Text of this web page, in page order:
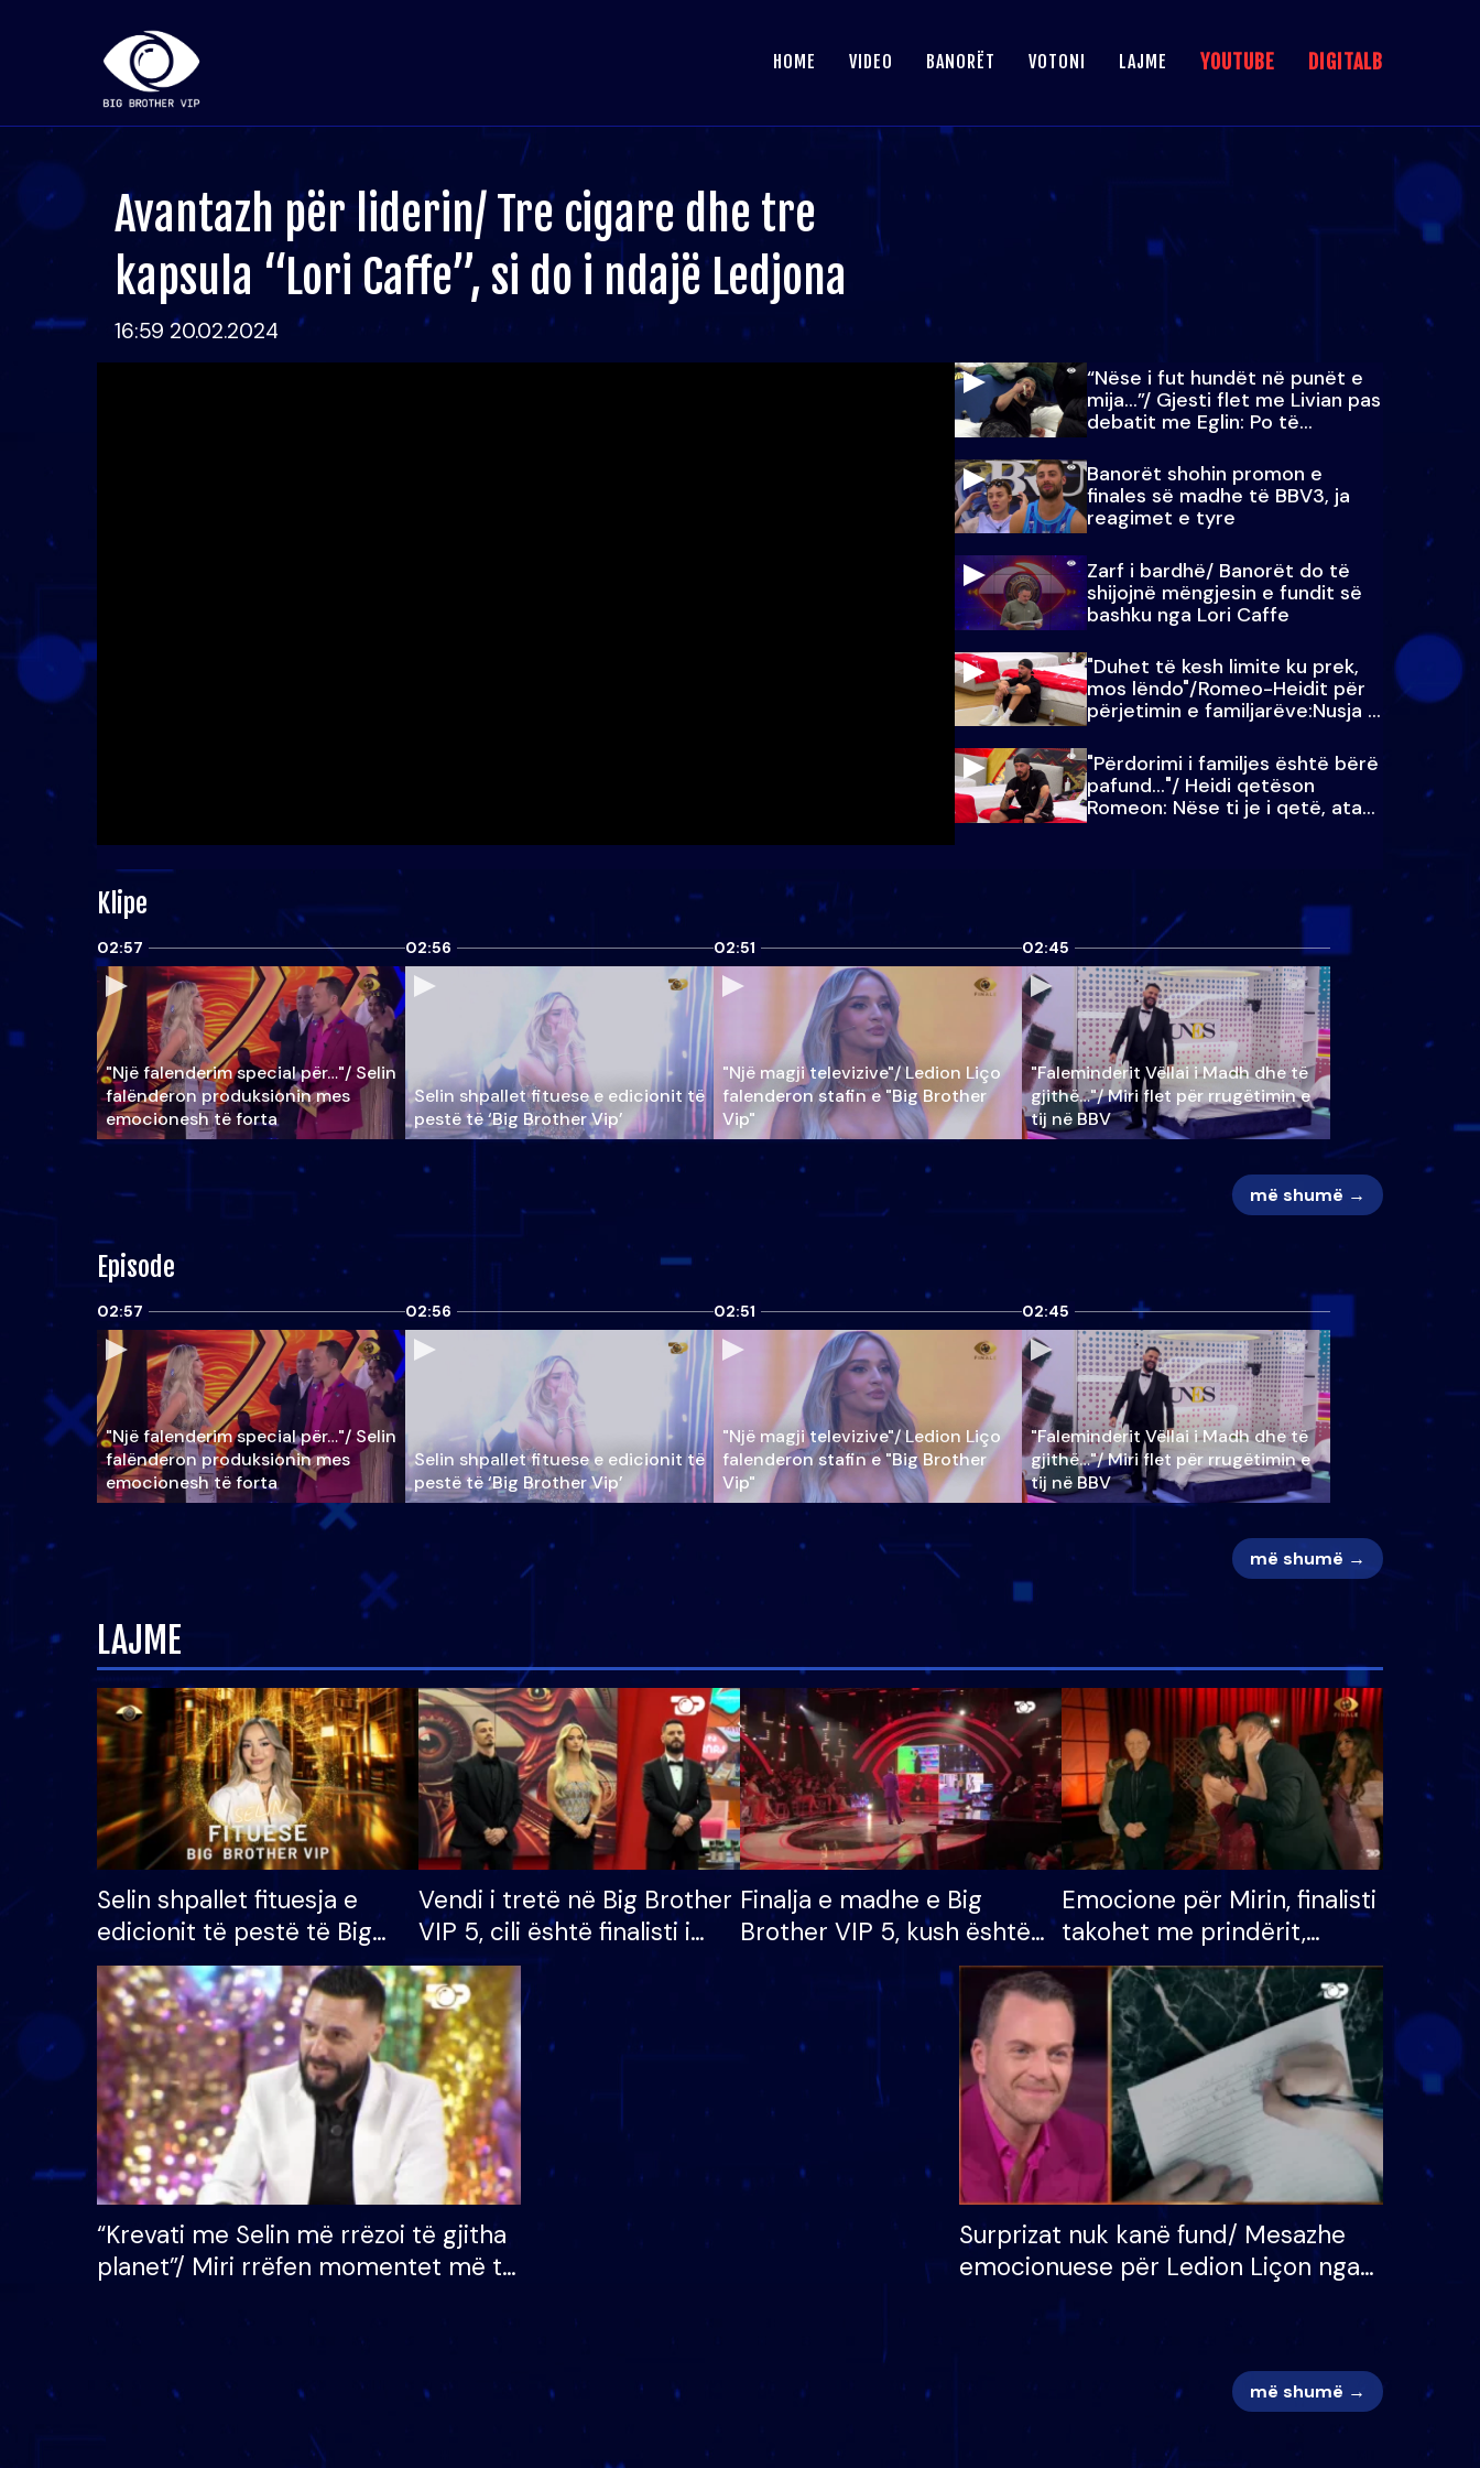
HOME VIDEO BANORËT VOTONI LAJME YOUTUBE DIGITALB
Avantazh për liderin/ Tre cigare dhe tre
kapsula “Lori Caffe”, si do i ndajë Ledjona
16:59 20.02.2024
“Nëse i fut hundët në punët e
mija…”/ Gjesti flet me Livian pas
debatit me Eglin: Po të
paralajmëroj
Banorët shohin promon e
finales së madhe të BBV3, ja
reagimet e tyre
Zarf i bardhë/ Banorët do të
shijojnë mëngjesin e fundit së
bashku nga Lori Caffe
"Duhet të kesh limite ku prek,
mos lëndo"/Romeo-Heidit për
përjetimin e familjarëve:Nusja e
Julit…
"Përdorimi i familjes është bërë
pafund…"/ Heidi qetëson
Romeon: Nëse ti je i qetë, ata
qetësohen
Klipe
02:57
"Një falenderim special për…"/ Selin
falënderon produksionin mes
emocionesh të forta
02:56
Selin shpallet fituese e edicionit të
pestë të ‘Big Brother Vip’
02:51
"Një magji televizive"/ Ledion Liço
falenderon stafin e "Big Brother
Vip"
02:45
"Faleminderit Vëllai i Madh dhe të
gjithë…"/ Miri flet për rrugëtimin e
tij në BBV
më shumë →
Episode
02:57
"Një falenderim special për…"/ Selin
falënderon produksionin mes
emocionesh të forta
02:56
Selin shpallet fituese e edicionit të
pestë të ‘Big Brother Vip’
02:51
"Një magji televizive"/ Ledion Liço
falenderon stafin e "Big Brother
Vip"
02:45
"Faleminderit Vëllai i Madh dhe të
gjithë…"/ Miri flet për rrugëtimin e
tij në BBV
më shumë →
LAJME
Selin shpallet fituesja e
edicionit të pestë të Big
Brother VIP, rrëmben
çmimin e madh prej 100
mijë eurosh
Vendi i tretë në Big Brother
VIP 5, cili është finalisti i
radhës që lë shtëpinë
Finalja e madhe e Big
Brother VIP 5, kush është
banori i parë që lë shtëpinë
dhe humb mundësinë për
të fituar çmimin e madh
Emocione për Mirin, finalisti
takohet me prindërit,
vajzën dhe bashkëshorten:
S’kemi ndonjë letër divorci
apo jo?
“Krevati me Selin më rrëzoi të gjitha
planet”/ Miri rrëfen momentet më të
mungojë zilja e mëngjesit kur…
Surprizat nuk kanë fund/ Mesazhe
emocionuese për Ledion Liçon nga
më shumë →